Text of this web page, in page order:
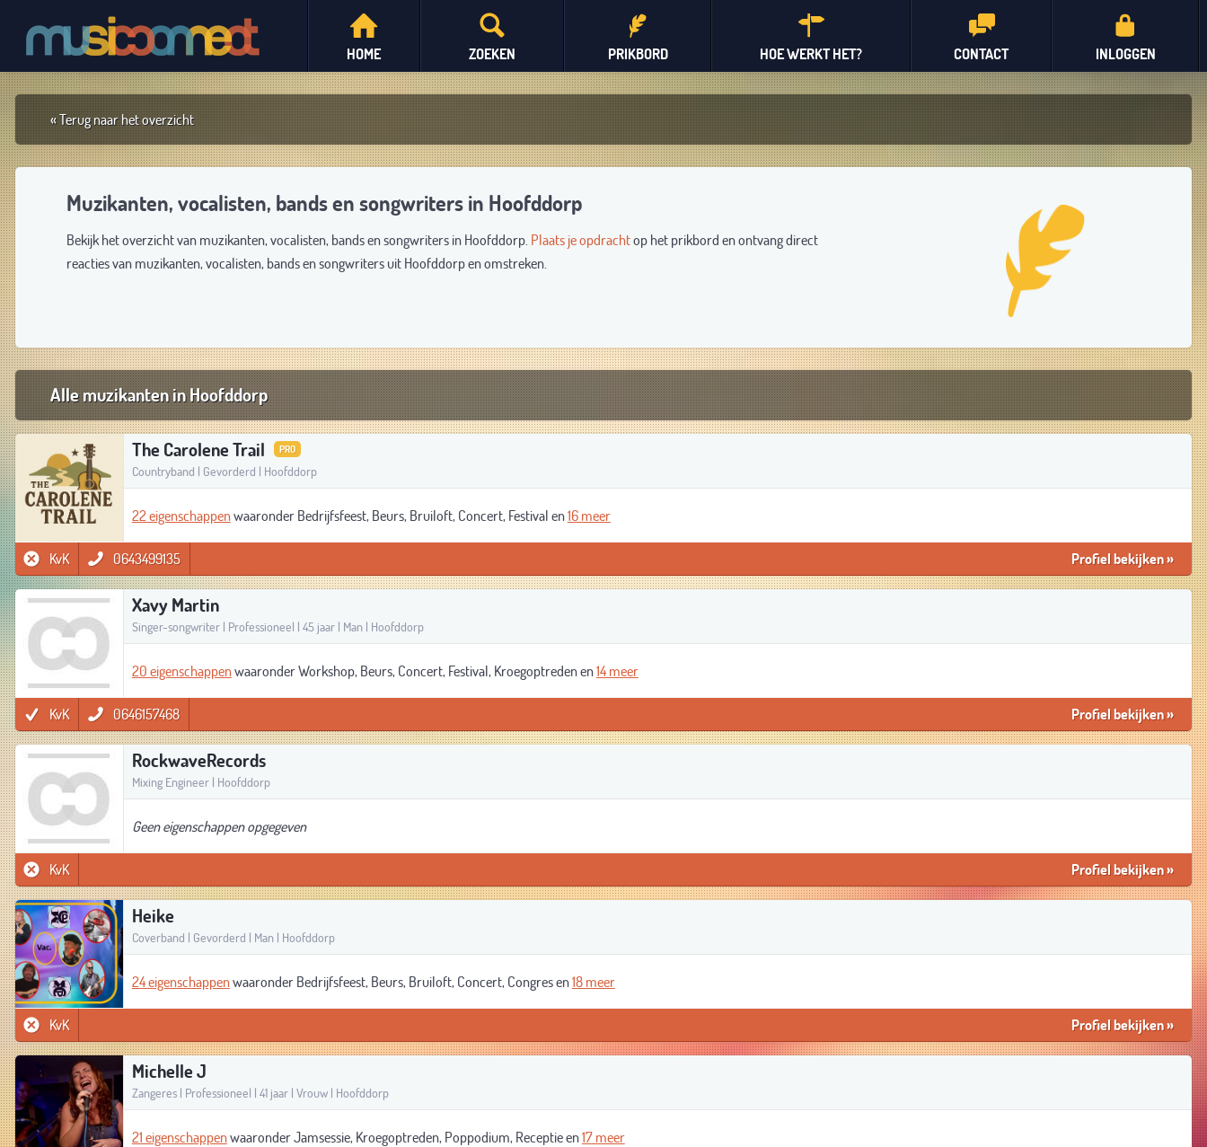
INLOGGEN
CONTACT
HOE WERKT HET?
PRIKBORD
ZOEKEN
HOME
« Terug naar het overzicht
Muzikanten, vocalisten, bands en songwriters in Hoofddorp
Bekijk het overzicht van muzikanten, vocalisten, bands en songwriters in Hoofddorp. Plaats je opdrachtop het prikbord en ontvang direct
reacties van muzikanten, vocalisten, bands en songwriters uit Hoofddorp en omstreken.
Alle muzikanten in Hoofddorp
The Carolene Trail PRO
Countryband | Gevorderd | Hoofddorp
22 eigenschappenwaaronder Bedrijfsfeest, Beurs, Bruiloft, Concert, Festival en16 meer
KvK 0643499135 Profiel bekijken»
Xavy Martin
Singer-songwriter | Professioneel | 45 jaar | Man | Hoofddorp
20 eigenschappenwaaronder Workshop, Beurs, Concert, Festival, Kroegoptreden en14 meer
KvK 0646157468 Profiel bekijken»
RockwaveRecords
Mixing Engineer | Hoofddorp
Geen eigenschappen opgegeven
KvK Profiel bekijken»
Heike
Coverband | Gevorderd | Man | Hoofddorp
24 eigenschappenwaaronder Bedrijfsfeest, Beurs, Bruiloft, Concert, Congres en18 meer
KvK Profiel bekijken»
Michelle J
Zangeres | Professioneel | 41 jaar | Vrouw | Hoofddorp
21 eigenschappenwaaronder Jamsessie, Kroegoptreden, Poppodium, Receptie en17 meer